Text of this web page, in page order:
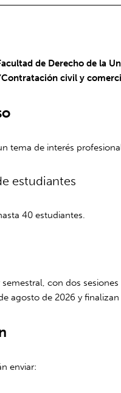
de Derecho de la
civil y
tema de interés
estudiantes
40 estudiantes.
con dos
agosto de 2026 y
enviar: